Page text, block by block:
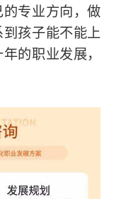
专业方向，做
孩子能不能上
的职业发展，